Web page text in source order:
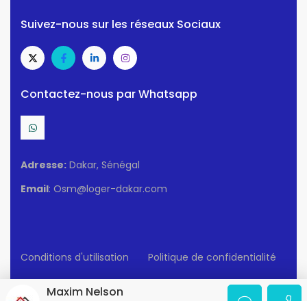
Suivez-nous sur les réseaux Sociaux
Contactez-nous par Whatsapp
Adresse: Dakar, Sénégal
Email: Osm@loger-dakar.com
Conditions d'utilisation Politique de confidentialité
© 2025 Loger-Dakar. Tous Droits Réservés.
Maxim Nelson